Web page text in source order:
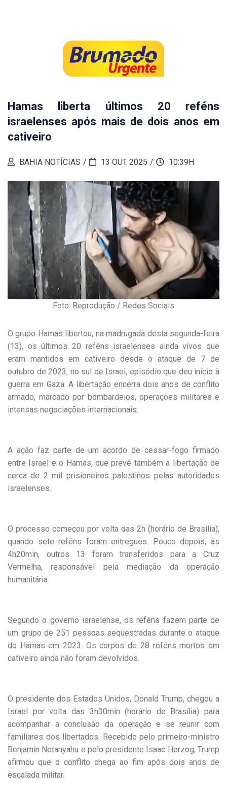
Hamas liberta últimos 20 reféns
israelenses após mais de dois anos em
cativeiro
BAHIA NOTÍCIAS 13 OUT 2025 10:39H
Foto: Reprodução / Redes Sociais
O grupo Hamas libertou, na madrugada desta segunda-feira
(13), os últimos 20 reféns israelenses ainda vivos que
eram mantidos em cativeiro desde o ataque de 7 de
outubro de 2023, no sul de Israel, episódio que deu início à
guerra em Gaza. A libertação encerra dois anos de conflito
armado, marcado por bombardeios, operações militares e
intensas negociações internacionais.
A ação faz parte de um acordo de cessar-fogo firmado
entre Israel e o Hamas, que prevê também a libertação de
cerca de 2 mil prisioneiros palestinos pelas autoridades
israelenses.
O processo começou por volta das 2h (horário de Brasília),
quando sete reféns foram entregues. Pouco depois, às
4h20min, outros 13 foram transferidos para a Cruz
Vermelha, responsável pela mediação da operação
humanitária.
Segundo o governo israelense, os reféns fazem parte de
um grupo de 251 pessoas sequestradas durante o ataque
do Hamas em 2023. Os corpos de 28 reféns mortos em
cativeiro ainda não foram devolvidos.
O presidente dos Estados Unidos, Donald Trump, chegou a
Israel por volta das 3h30min (horário de Brasília) para
acompanhar a conclusão da operação e se reunir com
familiares dos libertados. Recebido pelo primeiro-ministro
Benjamin Netanyahu e pelo presidente Isaac Herzog, Trump
afirmou que o conflito chega ao fim após dois anos de
escalada militar.